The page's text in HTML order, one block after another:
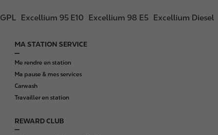
GPL Excellium 95 E10 Excellium 98 E5 Excellium Diesel
F
o
o
t
e
MA STATION SERVICE
Me rendre en station
Ma pause & mes services
Carwash
Travailler en station
REWARD CLUB